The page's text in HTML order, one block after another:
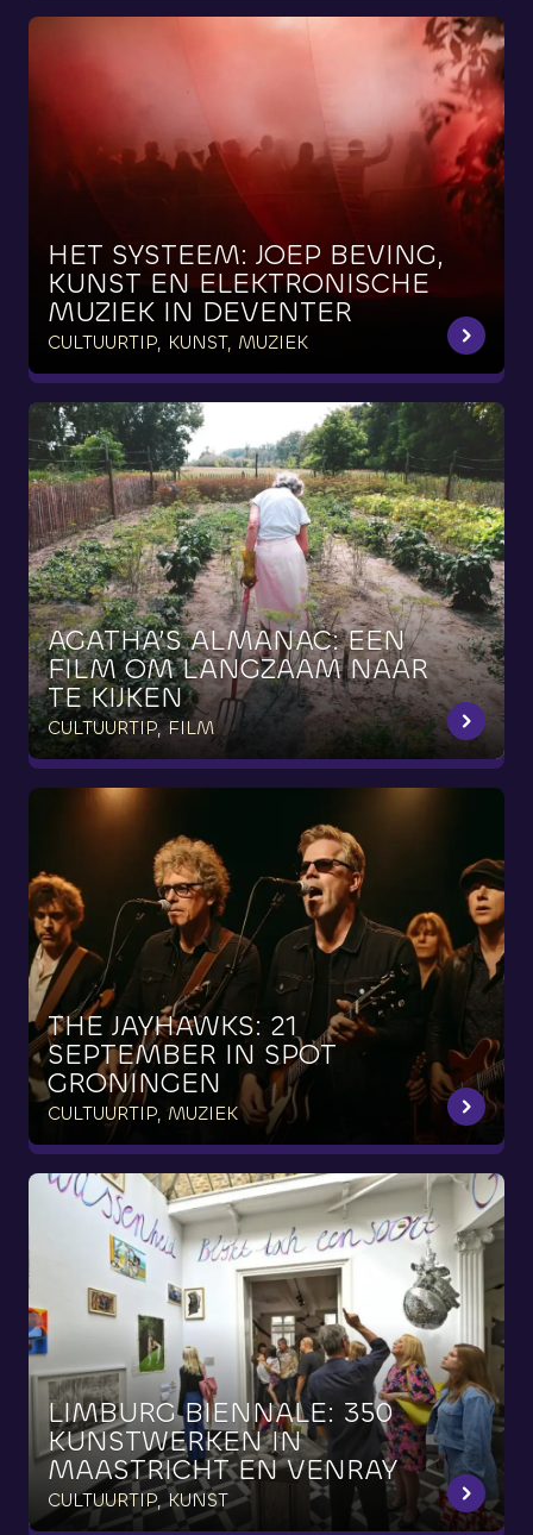
HET SYSTEEM: JOEP BEVING,
KUNST EN ELEKTRONISCHE
MUZIEK IN DEVENTER
CULTUURTIP, KUNST, MUZIEK
AGATHA’S ALMANAC: EEN
FILM OM LANGZAAM NAAR
TE KIJKEN
CULTUURTIP, FILM
THE JAYHAWKS: 21
SEPTEMBER IN SPOT
GRONINGEN
CULTUURTIP, MUZIEK
LIMBURG BIËNNALE: 350
KUNSTWERKEN IN
MAASTRICHT EN VENRAY
CULTUURTIP, KUNST